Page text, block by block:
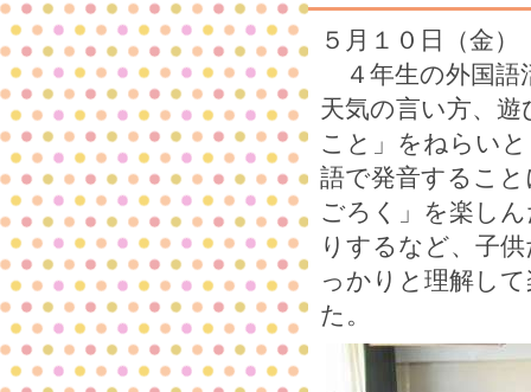
５月１０日（金）
４年生の外国語
天気の言い方、
こと」をねらい
語で発音するこ
ごろく」を楽し
りするなど、子
っかりと理解し
た。